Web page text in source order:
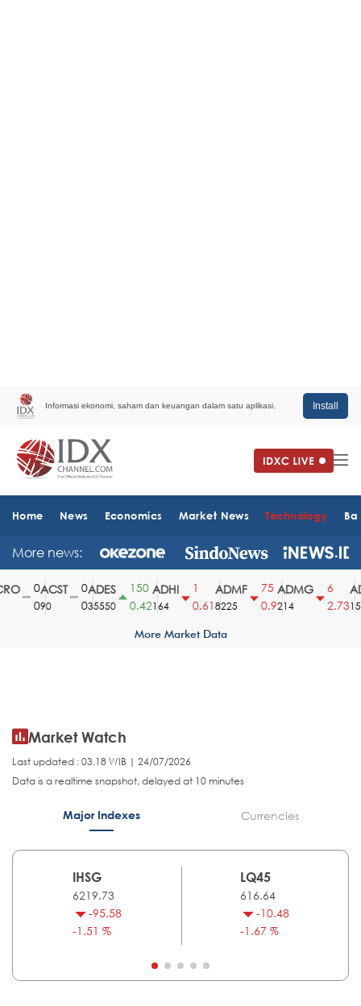
Informasi ekonomi, saham dan keuangan dalam satu aplikasi. Install
Home News Economics Market News Technology
More news:
ACST
90
ADES
35550
150
0.42
ADHI
164
0.61
ADMF
8225
75
0.9
ADMG
214
2.73
More Market Data
Market Watch
Last updated : 03.18 WIB | 24/07/2026
Data is a realtime snapshot, delayed at 10 minutes
Major Indexes Currencies
IHSG
6219.73
-95.58
-1.51 %
LQ45
616.64
-10.48
-1.67 %